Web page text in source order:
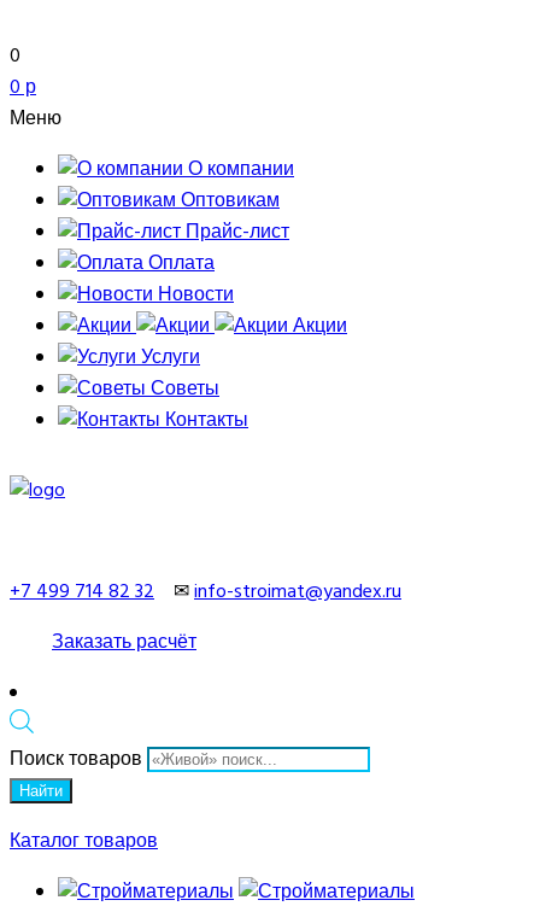
0
0 р
Меню
О компании
Оптовикам
Прайс-лист
Оплата
Новости
Акции
Услуги
Советы
Контакты
+7 499 714 82 32 ✉info-stroimat@yandex.ru
Заказать расчёт
Поиск товаров
Найти
Каталог товаров